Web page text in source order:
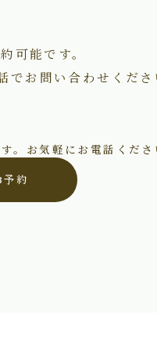
可能です。
お問い合わせくださ
。お気軽にお電話くださ
予約